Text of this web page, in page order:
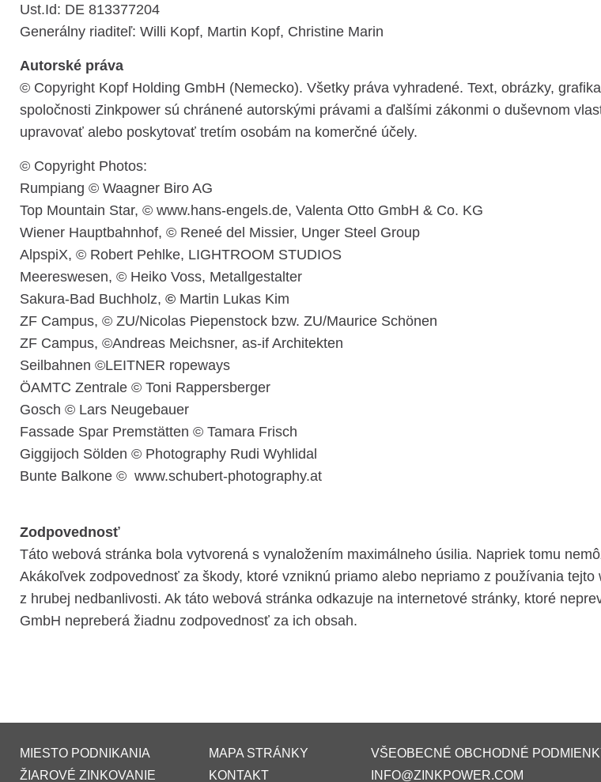
Ust.Id: DE 813377204
Generálny riaditeľ: Willi Kopf, Martin Kopf, Christine Marin
Autorské práva
© Copyright Kopf Holding GmbH (Nemecko). Všetky práva vyhradené. Text, obrázky,
spoločnosti Zinkpower sú chránené autorskými právami a ďalšími zákonmi o duševnom
upravovať alebo poskytovať tretím osobám na komerčné účely.
© Copyright Photos:
Rumpiang © Waagner Biro AG
Top Mountain Star, © www.hans-engels.de, Valenta Otto GmbH & Co. KG
Wiener Hauptbahnhof, © Reneé del Missier, Unger Steel Group
AlpspiX, © Robert Pehlke, LIGHTROOM STUDIOS
Meereswesen, © Heiko Voss, Metallgestalter
Sakura-Bad Buchholz, © Martin Lukas Kim
ZF Campus, © ZU/Nicolas Piepenstock bzw. ZU/Maurice Schönen
ZF Campus, ©Andreas Meichsner, as-if Architekten
Seilbahnen ©LEITNER ropeways
ÖAMTC Zentrale © Toni Rappersberger
Gosch © Lars Neugebauer
Fassade Spar Premstätten © Tamara Frisch
Giggijoch Sölden © Photography Rudi Wyhlidal
Bunte Balkone © www.schubert-photography.at
Zodpovednosť
Táto webová stránka bola vytvorená s vynaložením maximálneho úsilia. Napriek tomu
Akákoľvek zodpovednosť za škody, ktoré vzniknú priamo alebo nepriamo z používania
z hrubej nedbanlivosti. Ak táto webová stránka odkazuje na internetové stránky, ktoré
GmbH nepreberá žiadnu zodpovednosť za ich obsah.
MIESTO PODNIKANIA
ŽIAROVÉ ZINKOVANIE
MAPA STRÁNKY
KONTAKT
VŠEOBECNÉ OBCHODNÉ
INFO@ZINKPOWER.COM